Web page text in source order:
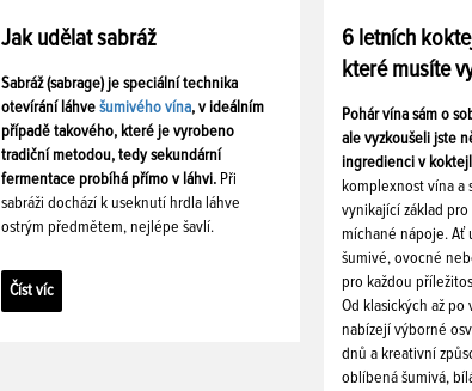
Jak udělat sabráž
Sabráž (sabrage) je speciální technika
otevírání láhve šumivého vína, v ideálním
případě takového, které je vyrobeno
tradiční metodou, tedy sekundární
fermentace probíhá přímo v láhvi. Při
sabráži dochází k useknutí hrdla láhve
ostrým předmětem, nejlépe šavlí.
Číst víc
6 letních
které musíte
Pohár vína sám o
ale vyzkoušeli jste
ingredienci v
komplexnost vína a
vynikající základ
míchané nápoje. Ať
šumivé, ovocné
pro každou
Od klasických až po
nabízejí výborné
dnů a kreativní
oblíbená šumivá,